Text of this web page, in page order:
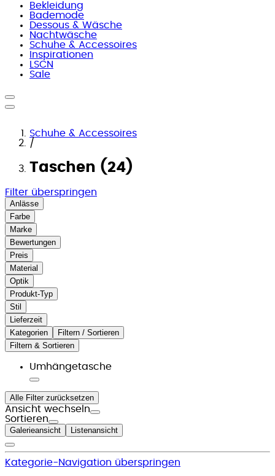
Bekleidung
Bademode
Dessous & Wäsche
Nachtwäsche
Schuhe & Accessoires
Inspirationen
LSCN
Sale
Schuhe & Accessoires
/
Taschen (24)
Filter überspringen
Anlässe
Farbe
Marke
Bewertungen
Preis
Material
Optik
Produkt-Typ
Stil
Lieferzeit
Kategorien
Filtern / Sortieren
Filtern & Sortieren
Umhängetasche
Alle Filter zurücksetzen
Ansicht wechseln
Sortieren
Galerieansicht Listenansicht
Kategorie-Navigation überspringen